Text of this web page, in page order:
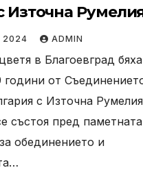
Източна
2024 ADMIN
в Благоевград бяха
години от
с Източна
състоя пред
обединението и